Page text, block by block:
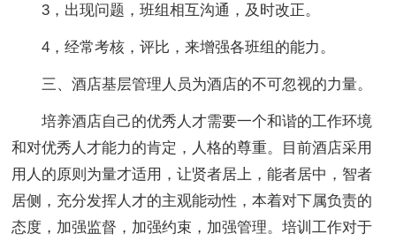
3，出现问题，班组相互沟通，及时改正。
4，经常考核，评比，来增强各班组的能力。
三、酒店基层管理人员为酒店的不可忽视的力量。
培养酒店自己的优秀人才需要一个和谐的工作环境
和对优秀人才能力的肯定，人格的尊重。目前酒店采用
用人的原则为量才适用，让贤者居上，能者居中，智者
居侧，充分发挥人才的主观能动性，本着对下属负责的
态度，加强监督，加强约束，加强管理。培训工作对于